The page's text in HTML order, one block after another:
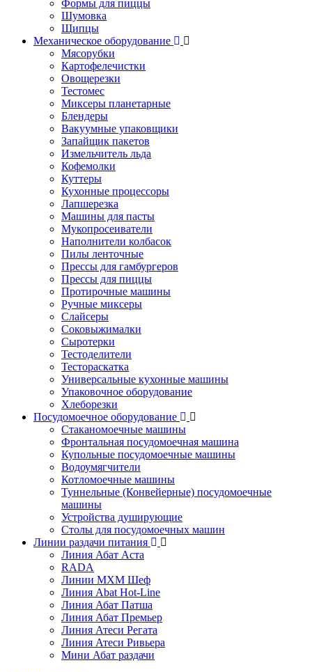
Формы для пиццы
Шумовка
Щипцы
Механическое оборудование
Мясорубки
Картофелечистки
Овощерезки
Тестомес
Миксеры планетарные
Блендеры
Вакуумные упаковщики
Запайщик пакетов
Измельчитель льда
Кофемолки
Куттеры
Кухонные процессоры
Лапшерезка
Машины для пасты
Мукопросеиватели
Наполнители колбасок
Пилы ленточные
Прессы для гамбургеров
Прессы для пиццы
Протирочные машины
Ручные миксеры
Слайсеры
Соковыжималки
Сыротерки
Тестоделители
Тестораскатка
Универсальные кухонные машины
Упаковочное оборудование
Хлеборезки
Посудомоечное оборудование
Стаканомоечные машины
Фронтальная посудомоечная машина
Купольные посудомоечные машины
Водоумягчители
Котломоечные машины
Туннельные (Конвейерные) посудомоечные
машины
Устройства душирующие
Столы для посудомоечных машин
Линии раздачи питания
Линия Абат Аста
RADA
Линии МХМ Шеф
Линия Abat Hot-Line
Линия Абат Патша
Линия Абат Премьер
Линия Атеси Регата
Линия Атеси Ривьера
Мини Абат раздачи